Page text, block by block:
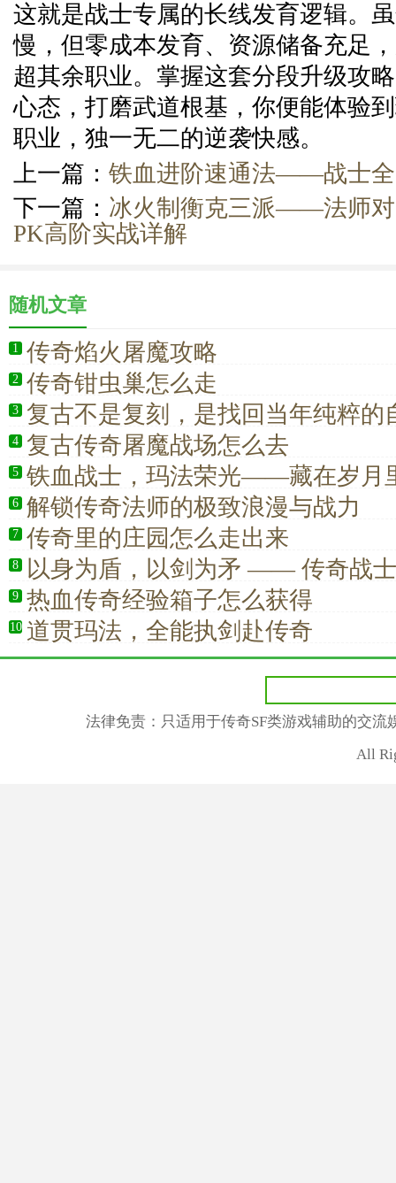
这就是战士专属的长线发育逻辑。
慢，但零成本发育、资源储备充足
超其余职业。掌握这套分段升级攻
心态，打磨武道根基，你便能体验
职业，独一无二的逆袭快感。
上一篇： 铁血进阶速通法——战士全
下一篇： 冰火制衡克三派——法师
PK高阶实战详解
随机文章
1 传奇焰火屠魔攻略
2 传奇钳虫巢怎么走
3 复古不是复刻，是找回当年纯粹的
4 复古传奇屠魔战场怎么去
5 铁血战士，玛法荣光——藏在岁月
仰
6 解锁传奇法师的极致浪漫与战力
7 传奇里的庄园怎么走出来
8
以身为盾，以剑为矛 —— 传奇战
的战斗信仰
9 热血传奇经验箱子怎么获得
10 道贯玛法，全能执剑赴传奇
法律免责：只适用于传奇SF类游戏辅助的交
All